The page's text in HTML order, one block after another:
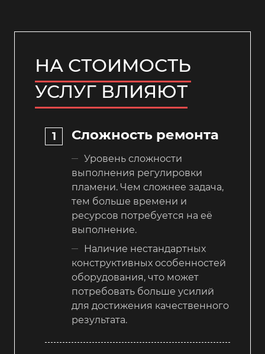
НА СТОИМОСТЬ
УСЛУГ ВЛИЯЮТ
Сложность ремонта
Уровень сложности
выполнения регулировки
пламени. Чем сложнее задача,
тем больше времени и
ресурсов потребуется на её
выполнение.
Наличие нестандартных
конструктивных особенностей
оборудования, что может
потребовать больше усилий
для достижения качественного
результата.